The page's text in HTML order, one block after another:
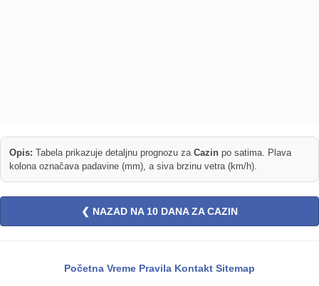
Opis: Tabela prikazuje detaljnu prognozu za Cazin po satima. Plava
kolona označava padavine (mm), a siva brzinu vetra (km/h).
❮ NAZAD NA 10 DANA ZA CAZIN
Početna Vreme Pravila Kontakt Sitemap